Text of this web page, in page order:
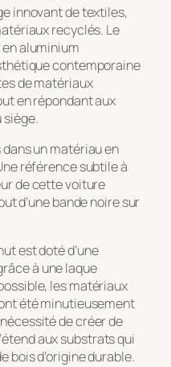
innovant de textiles,
recyclés. Le
aluminium
contemporaine
de matériaux
en répondant aux
un matériau en
référence subtile à
de cette voiture
d’une bande noire sur
est doté d’une
à une laque
les matériaux
été minutieusement
de créer de
aux substrats qui
bois d’origine durable.